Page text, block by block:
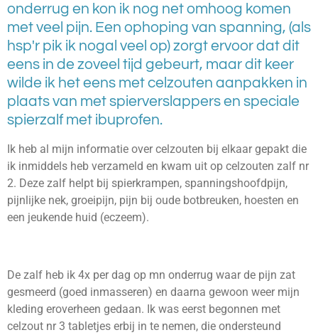
onderrug en kon ik nog net omhoog komen
met veel pijn. Een ophoping van spanning, (als
hsp'r pik ik nogal veel op) zorgt ervoor dat dit
eens in de zoveel tijd gebeurt, maar dit keer
wilde ik het eens met celzouten aanpakken in
plaats van met spierverslappers en speciale
spierzalf met ibuprofen.
Ik heb al mijn informatie over celzouten bij elkaar gepakt die
ik inmiddels heb verzameld en kwam uit op celzouten zalf nr
2. Deze zalf helpt bij spierkrampen, spanningshoofdpijn,
pijnlijke nek, groeipijn, pijn bij oude botbreuken, hoesten en
een jeukende huid (eczeem).
De zalf heb ik 4x per dag op mn onderrug waar de pijn zat
gesmeerd (goed inmasseren) en daarna gewoon weer mijn
kleding eroverheen gedaan. Ik was eerst begonnen met
celzout nr 3 tabletjes erbij in te nemen, die ondersteund